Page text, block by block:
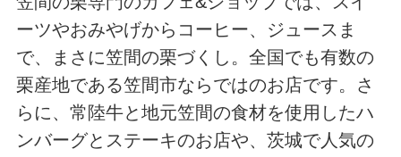
ーツやおみやげからコーヒー、ジュースま
で、まさに笠間の栗づくし。全国でも有数の
栗産地である笠間市ならではのお店です。さ
らに、常陸牛と地元笠間の食材を使用したハ
ンバーグとステーキのお店や、茨城で人気の